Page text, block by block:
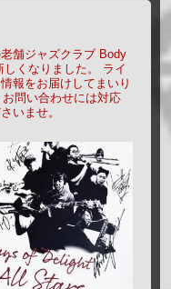
舗ジャズクラブ Body
くなりました。
ライ
報をお届けしてまいり
問い合わせには対応
いませ。